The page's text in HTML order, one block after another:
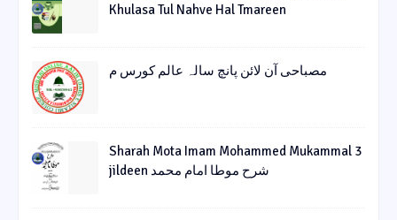
Khulasa Tul Nahve Hal Tmareen
مصباحی آن لائن پانچ سالہ عالم کورس م
Sharah Mota Imam Mohammed Mukammal 3
jildeen شرح موطا امام محمد